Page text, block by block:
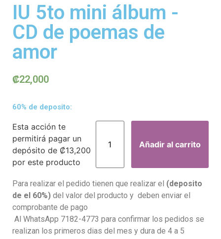
IU 5to mini álbum -
CD de poemas de
amor
₡22,000
60% de deposito:
Esta acción te
permitirá pagar un
depósito de ₡13,200
por este producto
Añadir al carrito
Para realizar el pedido tienen que realizar el (deposito
de el 60%) del valor del producto y deben enviar el
comprobante de pago
Al WhatsApp 7182-4773 para confirmar los pedidos se
realizan los primeros dias del mes y dura de 4 a 5